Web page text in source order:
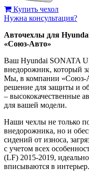
Купить чехол
Нужна консультация?
Авточехлы для
«Союз-Авто»
Ваш Hyundai SONATA
внедорожник, который
Мы, в компании «Союз-
решение для защиты и
– высококачественные
для вашей модели.
Наши чехлы не только
внедорожника, но и
сидений от износа,
с учетом всех
(LF) 2015-2019,
вписываются в интерьер.